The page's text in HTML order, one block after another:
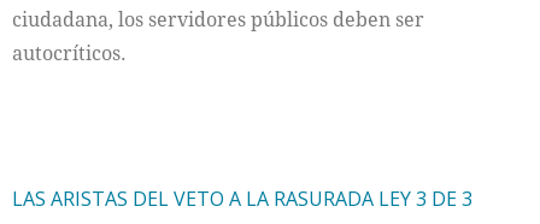
ciudadana, los servidores públicos deben ser
autocríticos.
LAS ARISTAS DEL VETO A LA RASURADA LEY 3 DE 3